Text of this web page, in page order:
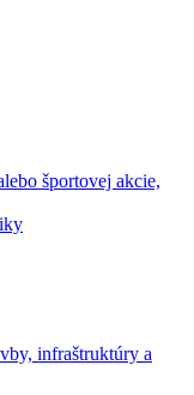
športovej akcie,
infraštruktúry a